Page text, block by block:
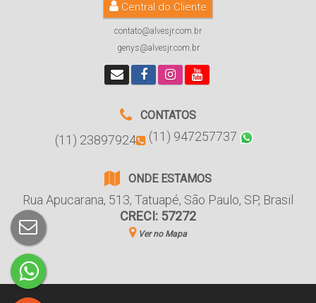
Central do Cliente
contato@alvesjr.com.br
genys@alvesjr.com.br
CONTATOS
(11) 23897924 (11) 947257737
ONDE ESTAMOS
Rua Apucarana, 513, Tatuapé, São Paulo, SP, Brasil
CRECI: 57272
Ver no Mapa